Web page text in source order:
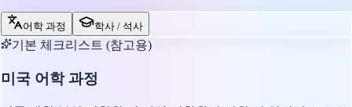
어학 과정 학사 / 석사
기본 체크리스트 (참고용)
미국 어학 과정